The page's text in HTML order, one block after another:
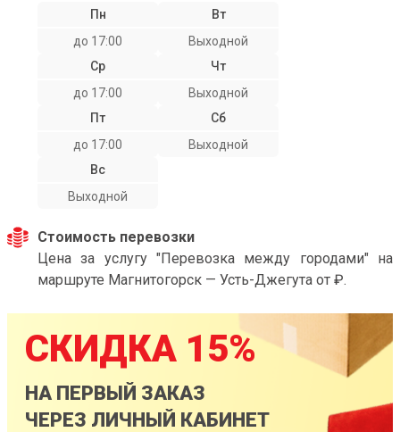
Пн
до 17:00
Вт
Выходной
Ср
до 17:00
Чт
Выходной
Пт
до 17:00
Сб
Выходной
Вс
Выходной
Стоимость перевозки
Цена за услугу "Перевозка между городами" на
маршруте Магнитогорск — Усть-Джегута от ₽.
СКИДКА 15%
НА ПЕРВЫЙ ЗАКАЗ
ЧЕРЕЗ ЛИЧНЫЙ КАБИНЕТ